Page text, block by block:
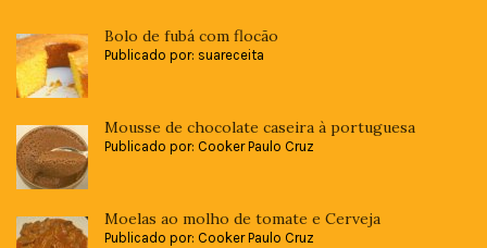
Bolo de fubá com flocão
Publicado por: suareceita
Mousse de chocolate caseira à portuguesa
Publicado por: Cooker Paulo Cruz
Moelas ao molho de tomate e Cerveja
Publicado por: Cooker Paulo Cruz